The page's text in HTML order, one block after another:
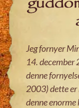
Jeg fornyer
14. december
denne
2003) dette er
denne